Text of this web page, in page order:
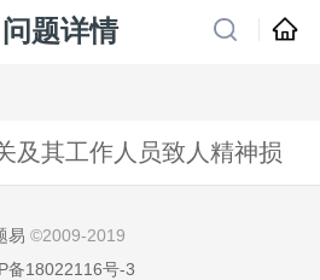
问题详情
及其工作人员致人精神损
易 ©2009-2019
备18022116号-3